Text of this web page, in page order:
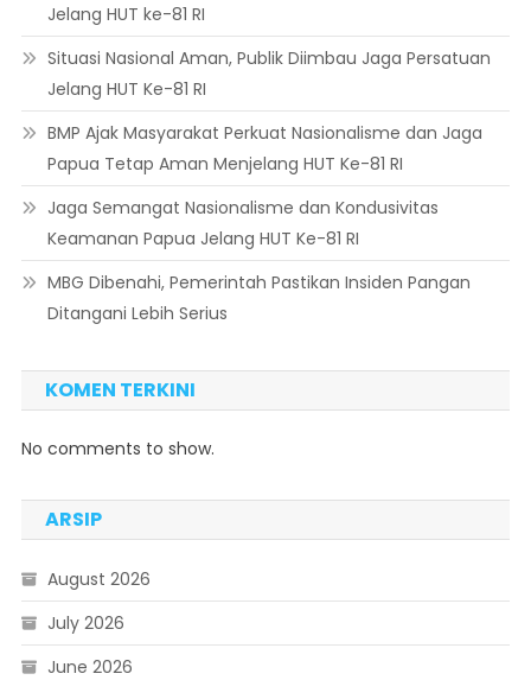
Jelang HUT ke-81 RI
Situasi Nasional Aman, Publik Diimbau Jaga Persatuan
Jelang HUT Ke-81 RI
BMP Ajak Masyarakat Perkuat Nasionalisme dan Jaga
Papua Tetap Aman Menjelang HUT Ke-81 RI
Jaga Semangat Nasionalisme dan Kondusivitas
Keamanan Papua Jelang HUT Ke-81 RI
MBG Dibenahi, Pemerintah Pastikan Insiden Pangan
Ditangani Lebih Serius
KOMEN TERKINI
No comments to show.
ARSIP
August 2026
July 2026
June 2026